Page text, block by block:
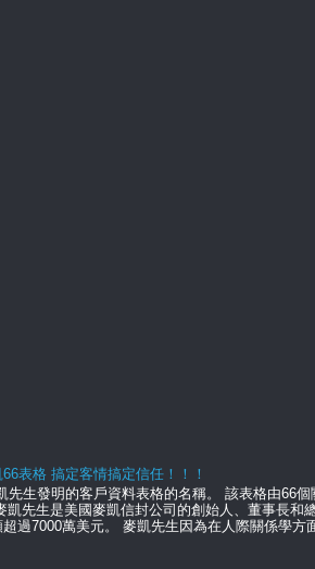
表格 搞定客情搞定信任！！！
先生發明的客戶資料表格的名稱。 該表格由66個
先生是美國麥凱信封公司的創始人、董事長和總
過7000萬美元。 麥凱先生因為在人際關係學方